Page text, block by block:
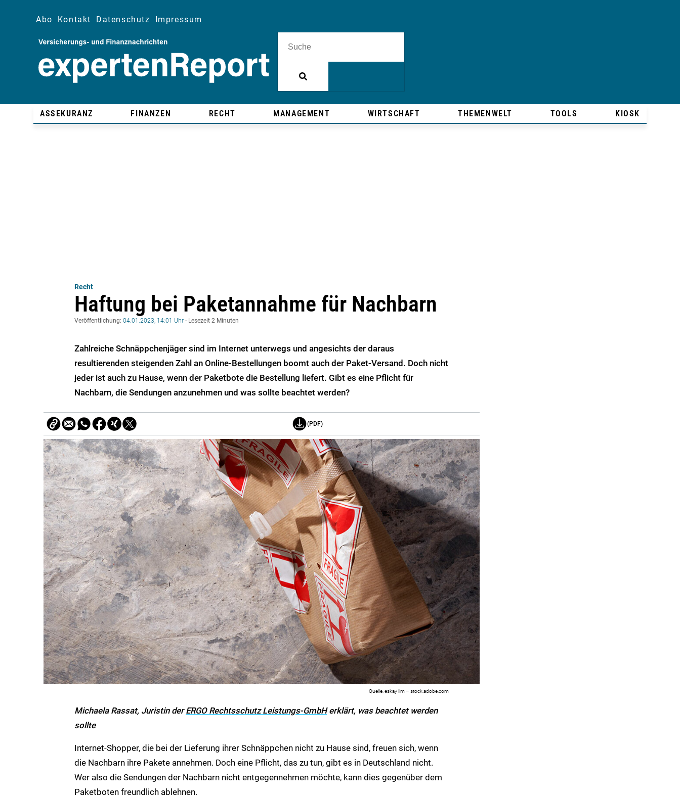
Abo Kontakt Datenschutz Impressum
ASSEKURANZ FINANZEN RECHT MANAGEMENT WIRTSCHAFT THEMENWELT TOOLS KIOSK
Recht
Haftung bei Paketannahme für Nachbarn
Veröffentlichung: 04.01.2023, 14:01 Uhr - Lesezeit 2 Minuten
Zahlreiche Schnäppchenjäger sind im Internet unterwegs und angesichts der daraus
resultierenden steigenden Zahl an Online-Bestellungen boomt auch der Paket-Versand. Doch nicht
jeder ist auch zu Hause, wenn der Paketbote die Bestellung liefert. Gibt es eine Pflicht für
Nachbarn, die Sendungen anzunehmen und was sollte beachtet werden?
(PDF)
eskay lim – stock.adobe.com
Michaela Rassat, Juristin derERGO Rechtsschutz Leistungs-GmbH erklärt, was beachtet werden
sollte
Internet-Shopper, die bei der Lieferung ihrer Schnäppchen nicht zu Hause sind, freuen sich, wenn
die Nachbarn ihre Pakete annehmen. Doch eine Pflicht, das zu tun, gibt es in Deutschland nicht.
Wer also die Sendungen der Nachbarn nicht entgegennehmen möchte, kann dies gegenüber dem
Paketboten freundlich ablehnen.